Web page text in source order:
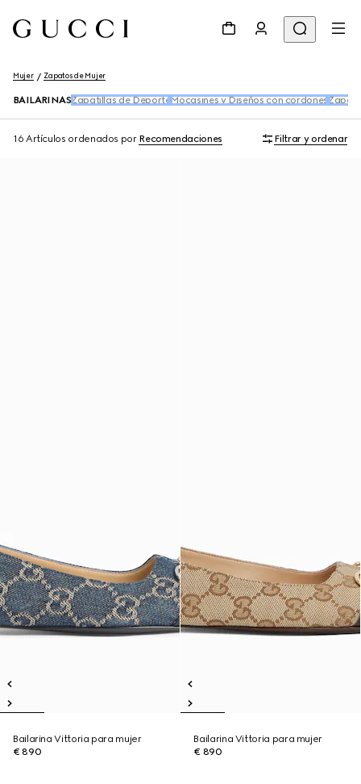
Mujer Zapatos de Mujer
BAILARINAS Zapatillas de DeporteMocasines y Diseños con cordones
16 Artículos ordenados por Recomendaciones Filtrar y ordenar
Bailarina Vittoria para mujer
€ 890
Bailarina Vittoria para mujer
€ 890